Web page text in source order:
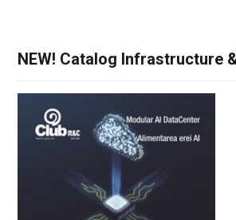
NEW! Catalog Infrastructure